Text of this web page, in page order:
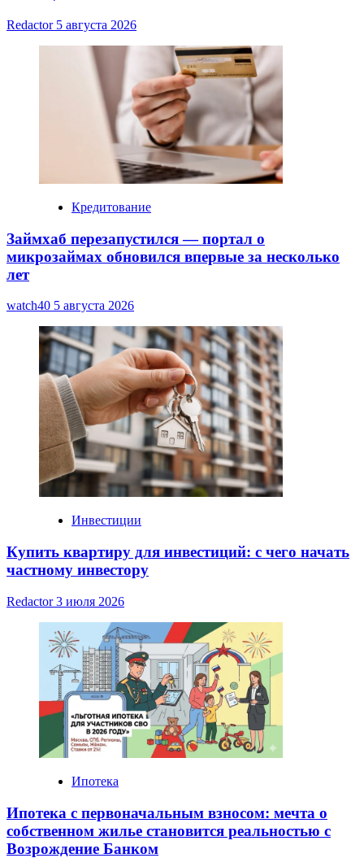
Redactor 5 августа 2026
Кредитование
Займхаб перезапустился — портал о
микрозаймах обновился впервые за несколько
лет
watch40 5 августа 2026
Инвестиции
Купить квартиру для инвестиций: с чего начать
частному инвестору
Redactor3 июля 2026
Ипотека
Ипотека с первоначальным взносом: мечта о
собственном жилье становится реальностью с
Возрождение Банком